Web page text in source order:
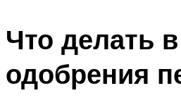
Что делать
одобрения